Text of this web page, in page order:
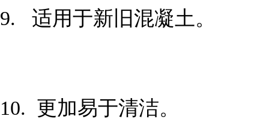
9. 适用于新旧混凝土。
10. 更加易于清洁。